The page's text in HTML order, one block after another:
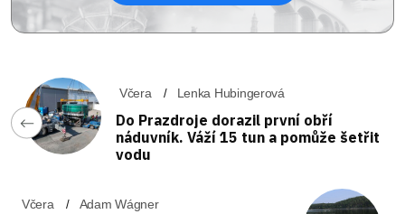
Včera Lenka Hubingerová
Do Prazdroje dorazil první obří
náduvník. Váží 15 tun a pomůže šetřit
vodu
Včera Adam Wágner